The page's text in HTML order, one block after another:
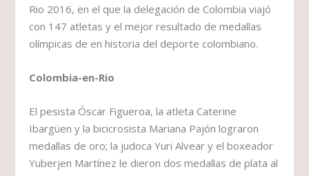
Rio 2016, en el que la delegación de Colombia viajó
con 147 atletas y el mejor resultado de medallas
olímpicas de en historia del deporte colombiano.
Colombia-en-Rio
El pesista Óscar Figueroa, la atleta Caterine
Ibargüen y la bicicrosista Mariana Pajón lograron
medallas de oro; la judoca Yuri Alvear y el boxeador
Yuberjen Martínez le dieron dos medallas de plata al